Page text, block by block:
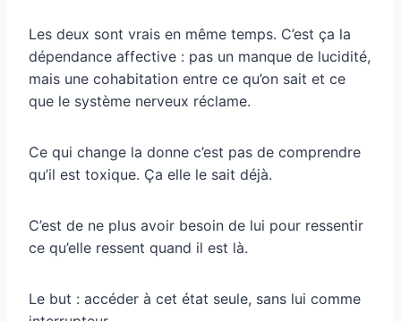
Les deux sont vrais en même temps. C’est ça la
dépendance affective : pas un manque de lucidité,
mais une cohabitation entre ce qu’on sait et ce
que le système nerveux réclame.
Ce qui change la donne c’est pas de comprendre
qu’il est toxique. Ça elle le sait déjà.
C’est de ne plus avoir besoin de lui pour ressentir
ce qu’elle ressent quand il est là.
Le but : accéder à cet état seule, sans lui comme